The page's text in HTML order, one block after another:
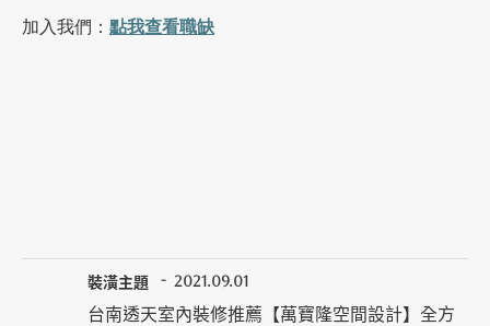
加入我們： 點我查看職缺
裝潢主題 2021.09.01
台南透天室內裝修推薦【萬寶隆空間設計】全方